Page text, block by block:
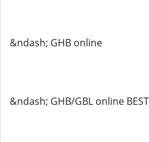
&ndash; GHB online
&ndash; GHB/GBL online